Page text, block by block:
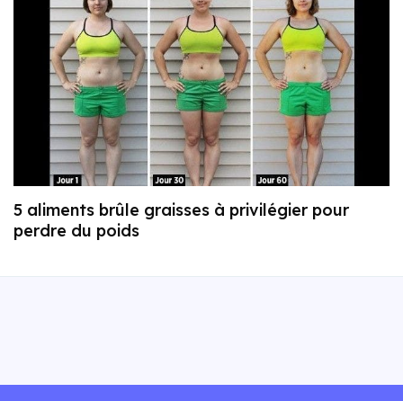
5 aliments brûle graisses à privilégier pour
perdre du poids